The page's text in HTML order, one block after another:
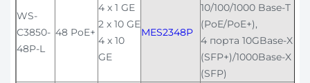
WS-
C3850-
48P-L
48 PoE+
4 x 1 GE
2 x 10 GE
4 x 10
GE
MES2348P
10/100/1000 Base-T
(PoE/PoE+),
4 порта 10GBase-X
(SFP+)/1000Base-X
(SFP)